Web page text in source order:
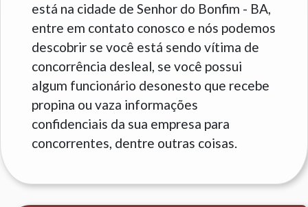
está na cidade de Senhor do Bonfim - BA,
entre em contato conosco e nós podemos
descobrir se você está sendo vítima de
concorrência desleal, se você possui
algum funcionário desonesto que recebe
propina ou vaza informações
confidenciais da sua empresa para
concorrentes, dentre outras coisas.